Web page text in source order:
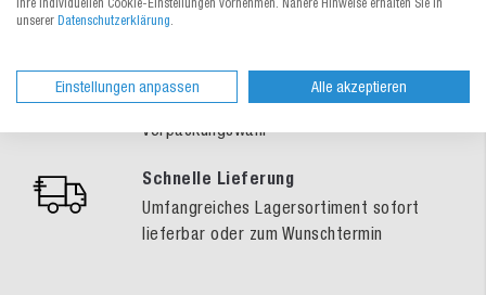
persönlich für Sie da
Gratis-Muster-Service
So treffen Sie eine sichere
Verpackungswahl
Schnelle Lieferung
Umfangreiches Lagersortiment sofort
lieferbar oder zum Wunschtermin
Ihre individuellen Cookie-Einstellungen vornehmen. Nähere Hinweise erhalten Sie in
unserer Datenschutzerklärung.
Einstellungen anpassen Alle akzeptieren